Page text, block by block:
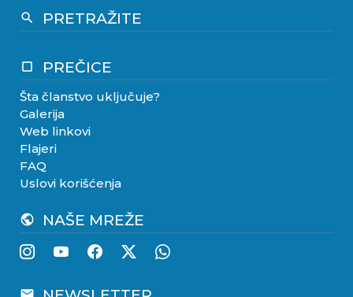
search PRETRAŽITE
crop_square PREČICE
Šta članstvo uključuje?
Galerija
Web linkovi
Flajeri
FAQ
Uslovi korišćenja
public NAŠE MREŽE